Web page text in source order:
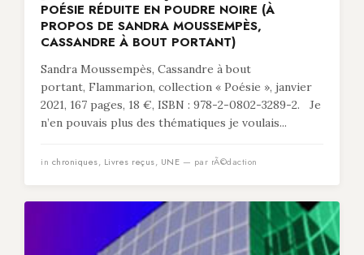
POÉSIE RÉDUITE EN POUDRE NOIRE (À
PROPOS DE SANDRA MOUSSEMPÈS,
CASSANDRE À BOUT PORTANT)
Sandra Moussempès, Cassandre à bout
portant, Flammarion, collection « Poésie », janvier
2021, 167 pages, 18 €, ISBN : 978-2-0802-3289-2. Je
n’en pouvais plus des thématiques je voulais...
in chroniques, Livres reçus, UNE — par rÃ©daction